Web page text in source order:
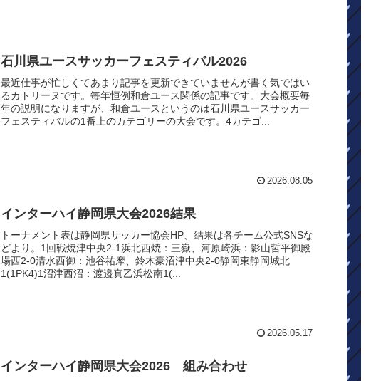
石川県ユースサッカーフェスティバル2026
最近仕事が忙しくてあまり記事を更新できていませんが書く気ではい
るカトリーヌです。毎年恒例和倉ユース関係の記事です。大会概要毎
年の説明になりますが、和倉ユースというのは石川県ユースサッカー
フェスティバルの1番上のカテゴリーの大会です。4カテゴ...
2026.08.05
インターハイ静岡県大会2026結果
トーナメント表は静岡県サッカー協会HP、結果は各チーム公式SNSな
どより。1回戦焼津中央2-1浜北西焼：三嶽、河原崎浜：影山哲平御殿
場西2-0清水西御：池谷祐摩、鈴木豪沼津中央2-0静岡東静岡城北
1(1PK4)1沼津西沼：渡邉真乙浜松南1(...
2026.05.17
インターハイ静岡県大会2026 組み合わせ